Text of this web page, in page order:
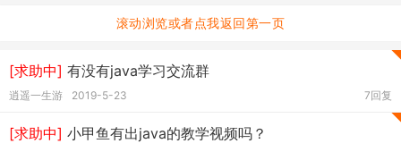
滚动浏览或者点我返回第一页
[求助中] 有没有java学习交流群
逍遥一生游 2019-5-23 7回复
[求助中] 小甲鱼有出java的教学视频吗？